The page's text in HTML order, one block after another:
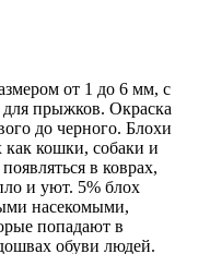
от 1 до 6 мм, с
прыжков. Окраска
до черного. Блохи
кошки, собаки и
в коврах,
и уют. 5% блох
насекомыми,
попадают в
обуви людей.